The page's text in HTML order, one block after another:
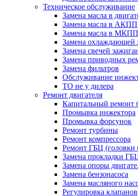
Техническое обслуживание
Замена масла в
Замена масла в АКПП
Замена масла в МКПП
Замена охлаждающей
Замена свечей
Замена приводных
Замена фильтров
Обслуживание
ТО не у дилера
Ремонт двигателя
Капитальный ремонт
Промывка инжектора
Промывка форсунок
Ремонт турбины
Ремонт компрессора
Ремонт ГБЦ (головки
Замена прокладки
Замена опоры
Замена бензонасоса
Замена масляного
Регулировка клапанов